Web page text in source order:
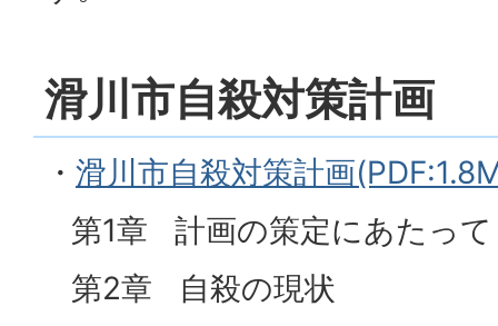
滑川市自殺対策計画
・ 滑川市自殺対策計画
第1章 計画の策定にあたって
第2章 自殺の現状